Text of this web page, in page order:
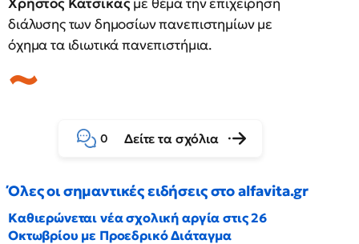
διάλυσης των δημοσίων πανεπιστημίων με
όχημα τα ιδιωτικά πανεπιστήμια.
0 Δείτε τα σχόλια
Όλες οι σημαντικές ειδήσεις στο alfavita.gr
Καθιερώνεται νέα σχολική αργία στις 26
Οκτωβρίου με Προεδρικό Διάταγμα